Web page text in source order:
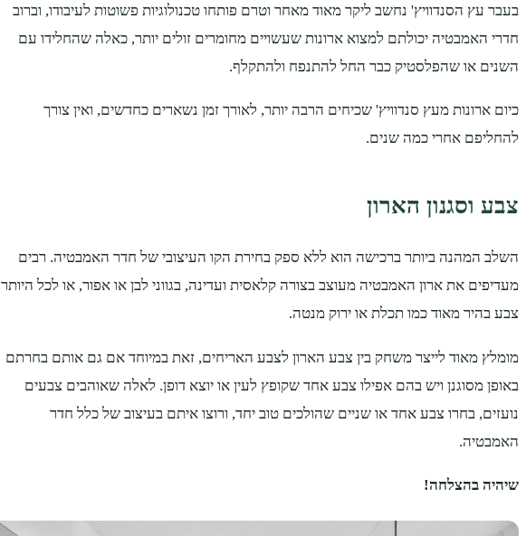
בעבר עץ הסנדוויץ' נחשב ליקר מאוד מאחר וטרם פותחו טכנולוגיות פשוטות לעיבודו, וברוב
חדרי האמבטיה יכולתם למצוא ארונות שעשויים מחומרים זולים יותר, כאלה שהחלידו עם
השנים או שהפלסטיק כבר החל להתנפח ולהתקלף.
כיום ארונות מעץ סנדוויץ' שכיחים הרבה יותר, לאורך זמן נשארים כחדשים, ואין צורך
להחליפם אחרי כמה שנים.
צבע וסגנון הארון
השלב המהנה ביותר ברכישה הוא ללא ספק בחירת הקו העיצובי של חדר האמבטיה. רבים
מעדיפים את ארון האמבטיה מעוצב בצורה קלאסית ועדינה, בגווני לבן או אפור, או לכל היותר
צבע בהיר מאוד כמו תכלת או ירוק מנטה.
מומלץ מאוד לייצר משחק בין צבע הארון לצבע האריחים, זאת במיוחד אם גם אותם בחרתם
באופן מסוגנן ויש בהם אפילו צבע אחד שקופץ לעין או יוצא דופן. לאלה שאוהבים צבעים
נועזים, בחרו צבע אחד או שניים שהולכים טוב יחד, ורוצו איתם בעיצוב של כלל חדר
האמבטיה.
שיהיה בהצלחה!